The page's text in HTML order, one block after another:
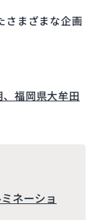
さまざまな企画
、福岡県大牟田
ネーショ